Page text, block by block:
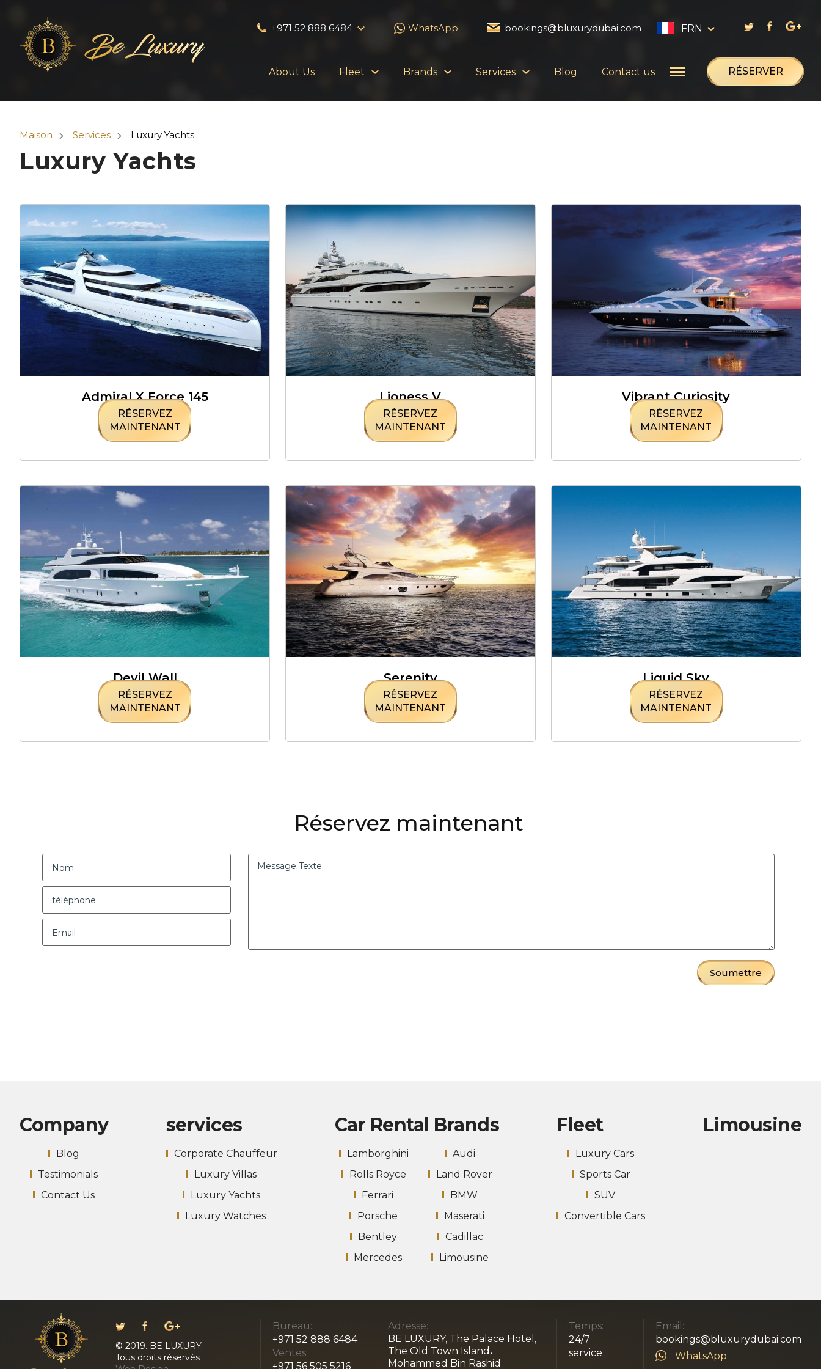
+971 52 888 6484 WhatsApp bookings@bluxurydubai.com FRN
English
العربية
About Us Fleet Brands Services Blog Contact us RÉSERVER
Maison Services Luxury Yachts
Luxury Yachts
Admiral X Force 145
RÉSERVEZ
MAINTENANT
Lioness V
RÉSERVEZ
MAINTENANT
Vibrant Curiosity
RÉSERVEZ
MAINTENANT
Devil Wall
RÉSERVEZ
MAINTENANT
Serenity
RÉSERVEZ
MAINTENANT
Liquid Sky
RÉSERVEZ
MAINTENANT
Réservez maintenant
Soumettre
Company
Blog
Testimonials
Contact Us
services
Corporate Chauffeur
Luxury Villas
Luxury Yachts
Luxury Watches
Car Rental Brands
Lamborghini
Rolls Royce
Ferrari
Porsche
Bentley
Mercedes
Audi
Land Rover
BMW
Maserati
Cadillac
Limousine
Fleet
Luxury Cars
Sports Car
SUV
Convertible Cars
Limousine
© 2019. BE LUXURY.
Tous droits réservés
Bureau:
+971 52 888 6484
Ventes:
+971 56 505 5216
Adresse:
BE LUXURY, The Palace Hotel,
The Old Town Island،
Mohammed Bin Rashid
Temps:
24/7
service
Email:
bookings@bluxurydubai.com
WhatsApp